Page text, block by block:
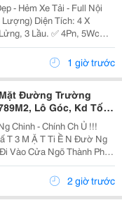
- Hẻm Xe Tải - Full Nội
Tích: 4 X
Thờ, Phòng Giặt, Sân
Tiền, Thuận...1 giờ trước
Đường Trường
Lô Góc, Kd Tốt,
Chinh - Chính Ch Ủ !!!
T 3 M Ặ T Ti Ề N Đườ Ng
Vào Cửa Ngõ Thành Ph Ố
2 giờ trước